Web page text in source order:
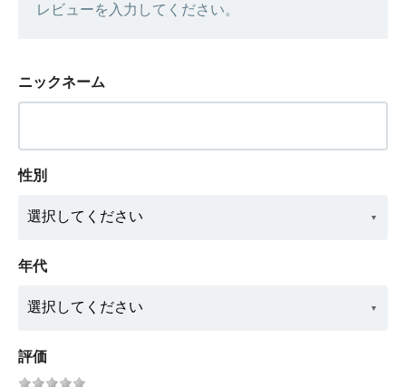
レビューを入力してください。
ニックネーム
性別
年代
評価